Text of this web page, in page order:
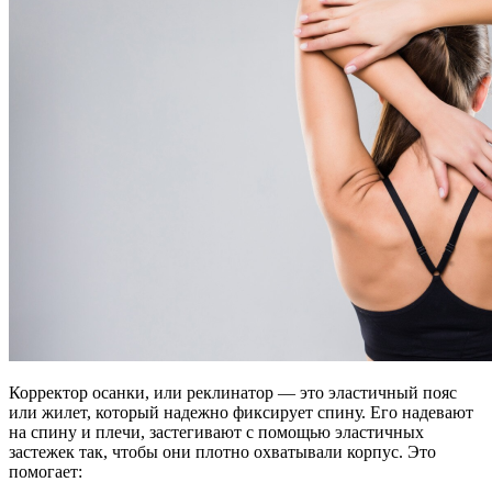
Корректор осанки, или реклинатор — это эластичный пояс
или жилет, который надежно фиксирует спину. Его надевают
на спину и плечи, застегивают с помощью эластичных
застежек так, чтобы они плотно охватывали корпус. Это
помогает: